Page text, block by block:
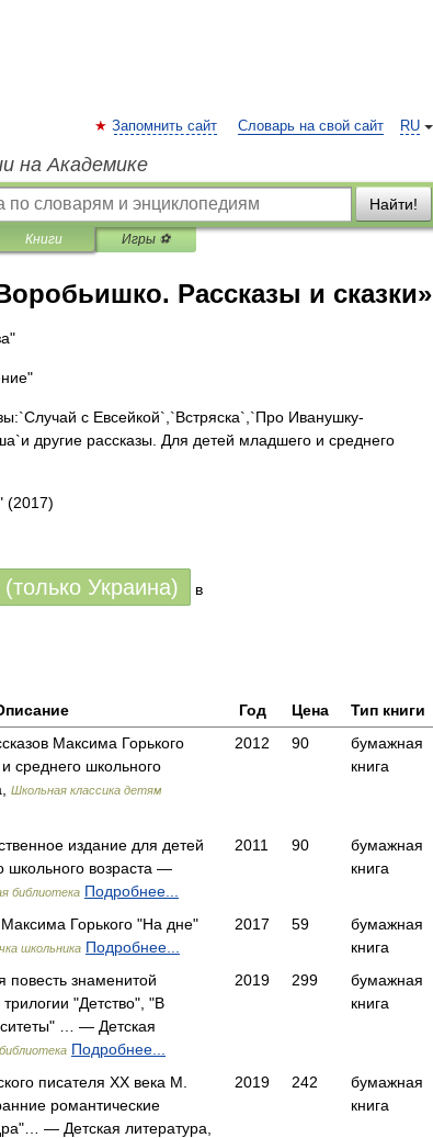
RU
Запомнить сайт Словарь на свой сайт
на Академике
Найти!
Книги Игры ⚽
Рассказы и сказки»
с Евсейкой`,`Встряска`,`Про Иванушку-
другие рассказы. Для детей младшего и среднего
(2017)
(только Украина) в
Год Цена
Тип книги
Максима Горького
среднего школьного
Школьная классика детям
2012 90
бумажная
книга
издание для детей
школьного возраста —
библиотека Подробнее...
2011 90
бумажная
книга
Горького "На дне"
школьника Подробнее...
2017 59
бумажная
книга
повесть знаменитой
"Детство", "В
… — Детская
Подробнее...
2019 299
бумажная
книга
писателя XX века М.
романтические
— Детская литература,
2019 242
бумажная
книга